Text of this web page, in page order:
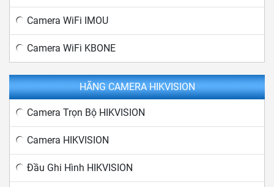
Camera WiFi IMOU
Camera WiFi KBONE
HÃNG CAMERA HIKVISION
Camera Trọn Bộ HIKVISION
Camera HIKVISION
Đầu Ghi Hình HIKVISION